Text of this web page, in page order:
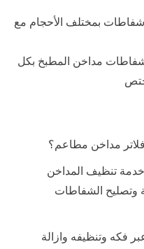
بمختلف الأحجام مع
مداخن المطبخ بكل
مداخن مطاعم؟
تنظيف المداخن
وتصليح الشفاطات
فكه وتنظيفه وازالة